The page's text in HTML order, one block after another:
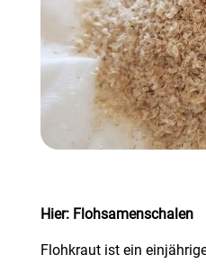
Hier: Flohsamenschalen
Flohkraut ist ein